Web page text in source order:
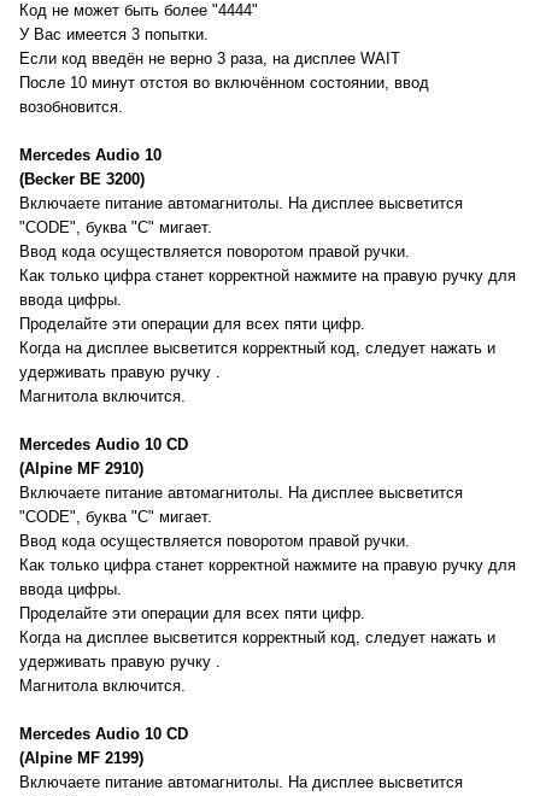
Код не может быть более "4444"
У Вас имеется 3 попытки.
Если код введён не верно 3 раза, на дисплее WAIT
После 10 минут отстоя во включённом состоянии, ввод
возобновится.
Mercedes Audio 10
(Becker BE 3200)
Включаете питание автомагнитолы. На дисплее высветится
"CODE", буква "C" мигает.
Ввод кода осуществляется поворотом правой ручки.
Как только цифра станет корректной нажмите на правую ручку для
ввода цифры.
Проделайте эти операции для всех пяти цифр.
Когда на дисплее высветится корректный код, следует нажать и
удерживать правую ручку .
Магнитола включится.
Mercedes Audio 10 CD
(Alpine MF 2910)
Включаете питание автомагнитолы. На дисплее высветится
"CODE", буква "C" мигает.
Ввод кода осуществляется поворотом правой ручки.
Как только цифра станет корректной нажмите на правую ручку для
ввода цифры.
Проделайте эти операции для всех пяти цифр.
Когда на дисплее высветится корректный код, следует нажать и
удерживать правую ручку .
Магнитола включится.
Mercedes Audio 10 CD
(Alpine MF 2199)
Включаете питание автомагнитолы. На дисплее высветится